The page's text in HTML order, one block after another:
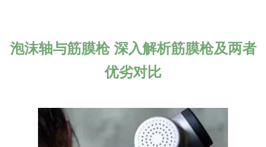
泡沫轴与筋膜枪 深入解析筋膜枪及两者
优劣对比